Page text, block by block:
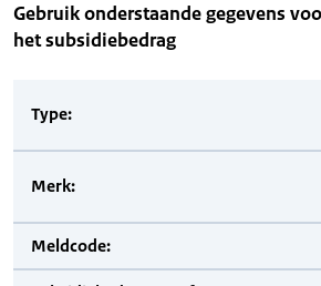
Gebruik onderstaande gegevens
het subsidiebedrag
Type:
Merk:
Meldcode: